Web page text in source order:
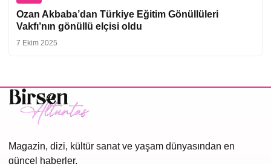
Ozan Akbaba’dan Türkiye Eğitim Gönüllüleri
Vakfı’nın gönüllü elçisi oldu
7 Ekim 2025
Magazin, dizi, kültür sanat ve yaşam dünyasından en
güncel haberler.